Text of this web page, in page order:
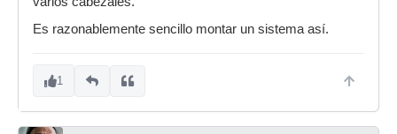
Es razonablemente sencillo montar un sistema así.
1